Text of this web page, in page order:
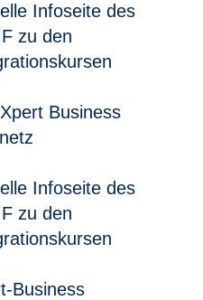
Infoseite des
zu den
Business
Infoseite des
zu den
Business